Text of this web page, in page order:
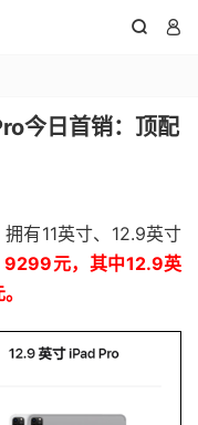
 
今日首销：顶配
有11英寸、12.9英寸
元，其中12.9英